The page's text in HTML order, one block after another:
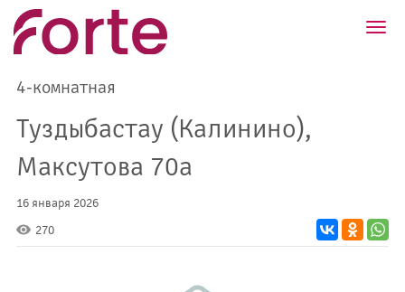
4-комнатная
Туздыбастау (Калинино),
Максутова 70а
16 января 2026
270